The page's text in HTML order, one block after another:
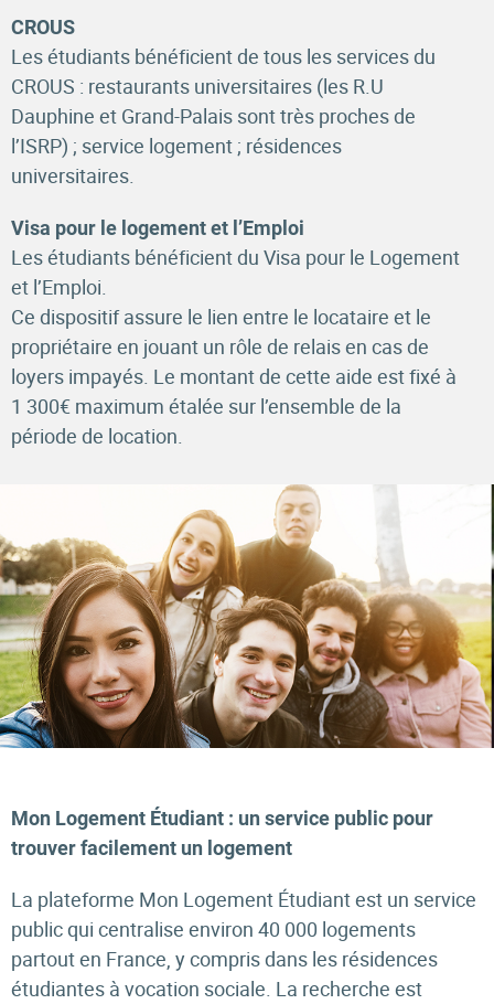
CROUS
Les étudiants bénéficient de tous les services du
CROUS : restaurants universitaires (les R.U
Dauphine et Grand-Palais sont très proches de
l’ISRP) ; service logement ; résidences
universitaires.
Visa pour le logement et l’Emploi
Les étudiants bénéficient du Visa pour le Logement
et l’Emploi.
Ce dispositif assure le lien entre le locataire et le
propriétaire en jouant un rôle de relais en cas de
loyers impayés. Le montant de cette aide est fixé à
1 300€ maximum étalée sur l’ensemble de la
période de location.
Mon Logement Étudiant : un service public pour
trouver facilement un logement
La plateforme Mon Logement Étudiant est un service
public qui centralise environ 40 000 logements
partout en France, y compris dans les résidences
étudiantes à vocation sociale. La recherche est